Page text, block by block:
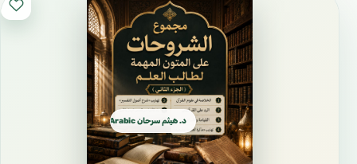
https://alsarhaan.com/ar
https://twitter.com/sarhanhaythem?
s=21&t=BVV6VjyI3UjDOZ9CxSGEWg
قناتنا الواتس اب
د. هيثم سرحان Arabic العربية